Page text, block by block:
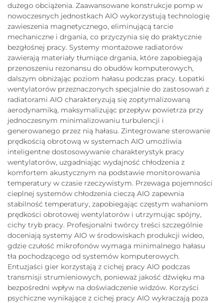
dużego obciążenia. Zaawansowane konstrukcje pomp w
nowoczesnych jednostkach AIO wykorzystują technologię
zawieszenia magnetycznego, eliminującą tarcie
mechaniczne i drgania, co przyczynia się do praktycznie
bezgłośnej pracy. Systemy montażowe radiatorów
zawierają materiały tłumiące drgania, które zapobiegają
przenoszeniu rezonansu do obudów komputerowych,
dalszym obniżając poziom hałasu podczas pracy. Łopatki
wentylatorów przeznaczonych specjalnie do zastosowań z
radiatorami AIO charakteryzują się zoptymalizowaną
aerodynamiką, maksymalizując przepływ powietrza przy
jednoczesnym minimalizowaniu turbulencji i
generowanego przez nią hałasu. Zintegrowane sterowanie
prędkością obrotową w systemach AIO umożliwia
inteligentne dostosowywanie charakterystyk pracy
wentylatorów, uzgadniając wydajność chłodzenia z
komfortem akustycznym na podstawie monitorowania
temperatury w czasie rzeczywistym. Przewaga pojemności
cieplnej systemów chłodzenia cieczą AIO zapewnia
stabilność temperatury, zapobiegając częstym wahaniom
prędkości obrotowej wentylatorów i utrzymując spójny,
cichy tryb pracy. Profesjonalni twórcy treści szczególnie
doceniają systemy AIO w środowiskach produkcji wideo,
gdzie czułość mikrofonów wymaga minimalnego hałasu
tła pochodzącego od systemów komputerowych.
Entuzjaści gier korzystają z cichej pracy AIO podczas
transmisji strumieniowych, ponieważ jakość dźwięku ma
bezpośredni wpływ na doświadczenie widzów. Korzyści
psychiczne wynikające z cichej pracy AIO wykraczają poza